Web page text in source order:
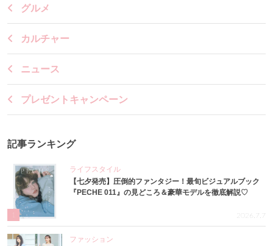
グルメ
カルチャー
ニュース
プレゼントキャンペーン
記事ランキング
ライフスタイル
【七夕発売】圧倒的ファンタジー！最旬ビジュアルブック
『PECHE 011』の見どころ＆豪華モデルを徹底解説♡
2026.7.7
ファッション